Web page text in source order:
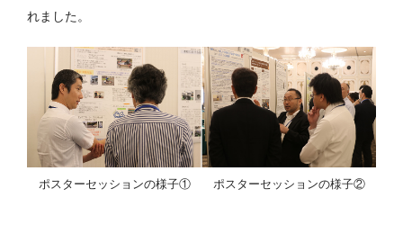
れました。
ポスターセッションの様子① ポスターセッションの様子②